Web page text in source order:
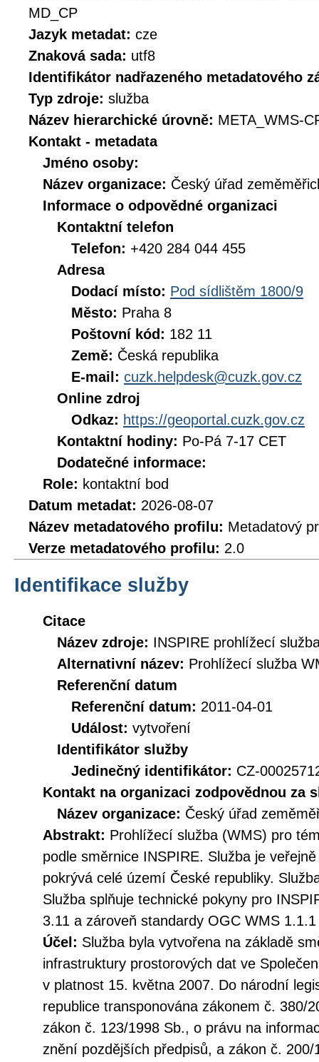
MD_CP
Jazyk metadat: cze
Znaková sada: utf8
Identifikátor nadřazeného metadatového
Typ zdroje: služba
Název hierarchické úrovně: META_WMS-
Kontakt - metadata
Jméno osoby:
Název organizace: Český úřad
Informace o odpovědné organizaci
Kontaktní telefon
Telefon: +420 284 044 455
Adresa
Dodací místo: Pod sídlištěm 1800/9
Město: Praha 8
Poštovní kód: 182 11
Země: Česká republika
E-mail: cuzk.helpdesk@cuzk.gov.cz
Online zdroj
Odkaz: https://geoportal.cuzk.gov.cz
Kontaktní hodiny: Po-Pá 7-17 CET
Dodatečné informace:
Role: kontaktní bod
Datum metadat: 2026-08-07
Název metadatového profilu: Metadatový
Verze metadatového profilu: 2.0
Identifikace služby
Citace
Název zdroje: INSPIRE prohlížecí
Alternativní název: Prohlížecí služba
Referenční datum
Referenční datum: 2011-04-01
Událost: vytvoření
Identifikátor služby
Jedinečný identifikátor: CZ-
Kontakt na organizaci zodpovědnou za
Název organizace: Český úřad
Abstrakt: Prohlížecí služba (WMS) pro
podle směrnice INSPIRE. Služba je
pokrývá celé území České republiky.
Služba splňuje technické pokyny pro
3.11 a zároveň standardy OGC WMS
Účel: Služba byla vytvořena na základě
infrastruktury prostorových dat ve
v platnost 15. května 2007. Do národní
republice transponována zákonem č. 380/
zákon č. 123/1998 Sb., o právu na
znění pozdějších předpisů, a zákon č.